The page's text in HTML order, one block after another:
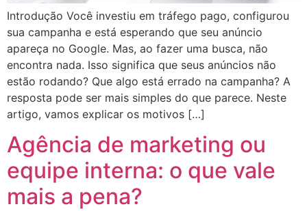
Introdução Você investiu em tráfego pago, configurou
sua campanha e está esperando que seu anúncio
apareça no Google. Mas, ao fazer uma busca, não
encontra nada. Isso significa que seus anúncios não
estão rodando? Que algo está errado na campanha? A
resposta pode ser mais simples do que parece. Neste
artigo, vamos explicar os motivos […]
Agência de marketing ou
equipe interna: o que vale
mais a pena?